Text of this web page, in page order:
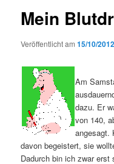
Mein
Veröffentlicht am15/10/2012
Am
dazu. Er
von 140,
angesagt.
davon begeistert, sie
Dadurch bin ich zwar